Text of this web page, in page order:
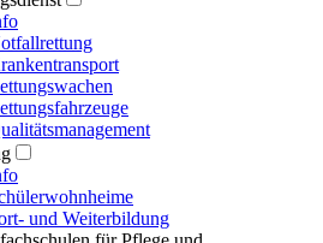
und Weiterbildung